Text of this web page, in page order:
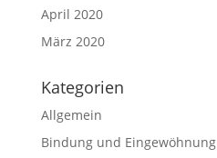
April 2020
März 2020
Kategorien
Allgemein
Bindung und Eingewöhnung